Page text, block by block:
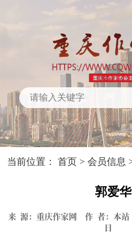
当前位置：首页 >会员信息
郭爱华
来 源：重庆作家网 作 者：本
日